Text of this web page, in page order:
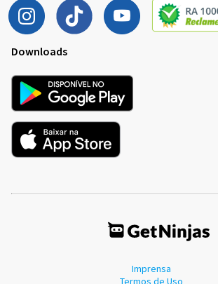
Downloads
Imprensa
Termos de Uso